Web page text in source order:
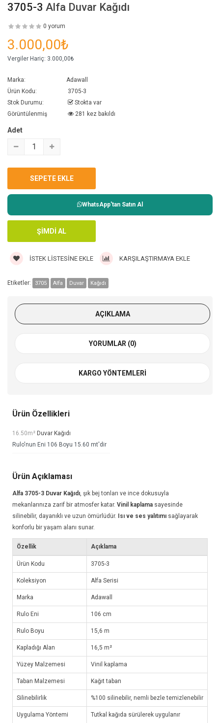
3705-3 Alfa Duvar Kağıdı
0 yorum
3.000,00₺
Vergiler Hariç: 3.000,00₺
Marka:
Adawall
Ürün Kodu:
3705-3
Stok Durumu:
Stokta var
Görüntülenmiş
281 kez bakıldı
Adet
WhatsApp'tan Satın Al
İSTEK LISTESINE EKLE KARŞILAŞTIRMAYA EKLE
Etiketler: 3705 Alfa Duvar Kağıdı
AÇIKLAMA
YORUMLAR (0)
KARGO YÖNTEMLERI
Ürün Özellikleri
16.50m² Duvar Kağıdı
Rulo'nun Eni 106 Boyu 15.60 mt'dir
Ürün Açıklaması
Alfa 3705-3 Duvar Kağıdı , şık bej tonları ve ince dokusuyla
mekanlarınıza zarif bir atmosfer katar. Vinil kaplama sayesinde
silinebilir, dayanıklı ve uzun ömürlüdür. Isı ve ses yalıtımı sağlayarak
konforlu bir yaşam alanı sunar.
Özellik Açıklama
Ürün Kodu 3705-3
Koleksiyon Alfa Serisi
Marka Adawall
Rulo Eni 106 cm
Rulo Boyu 15,6 m
Kapladığı Alan 16,5 m²
Yüzey Malzemesi Vinil kaplama
Taban Malzemesi Kağıt taban
Silinebilirlik %100 silinebilir, nemli bezle temizlenebilir
Uygulama Yöntemi Tutkal kağıda sürülerek uygulanır